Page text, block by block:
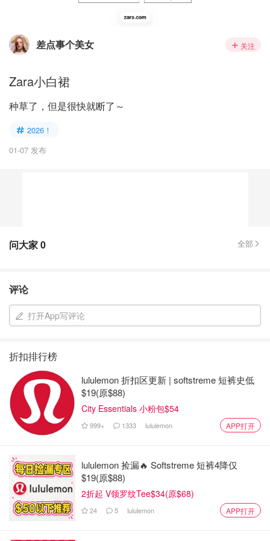
差点事个美女 关注
Zara小白裙
种草了，但是很快就断了～
2026！
01-07 发布
问大家0 全部
评论
打开App写评论
折扣排行榜
lululemon 折扣区更新 | softstreme 短裤史低
$19(原$88)
City Essentials 小粉包$54
999+ 1333 lululemon APP打开
lululemon 捡漏🔥 Softstreme 短裤4降仅
$19(原$88)
2折起 V领罗纹Tee$34(原$68)
24 5 lululemon APP打开